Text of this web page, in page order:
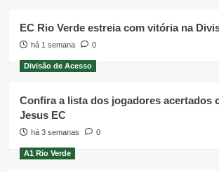
EC Rio Verde estreia com vitória na
há 1 semana 0
Divisão de Acesso
Confira a lista dos jogadores acertados
Jesus EC
há 3 semanas 0
A1 Rio Verde